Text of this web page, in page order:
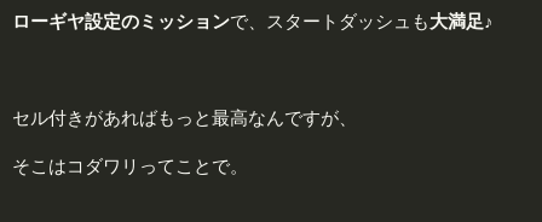
ローギヤ設定のミッションで、スタートダッシュも大満足♪
セル付きがあればもっと最高なんですが、
そこはコダワリってことで。